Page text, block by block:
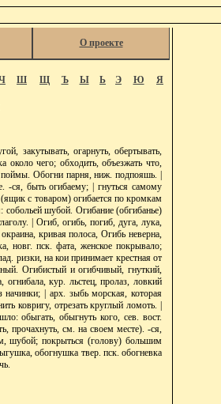
О проекте
Ш Щ Ъ Ы Ь Э Ю Я
закутывать, огарнуть, обертывать,
чего; обходить, объезжать что,
Обогни парня, ниж. подпояшь. |
-ся, быть огибаему; | гнуться самому
(ящик с товаром) огибается по кромкам
шубой. Огибание (обгибанье)
| Огиб, огибь, погиб, дуга, лука,
кривая полоса, Огибь неверна,
новг. пск. фата, женское покрывало;
ризки, на кои принимает крестная от
Огибистый и огибчивый, гнуткий,
кур. льстец, пролаз, ловкий
| арх. зыбь морская, которая
ковригу, отрезать круглый ломоть. |
обыгать, обыгнуть кого, сев. вост.
прочахнуть, см. на своем месте). -ся,
шубой; покрыться (голову) большим
обогнушка твер. пск. обогневка